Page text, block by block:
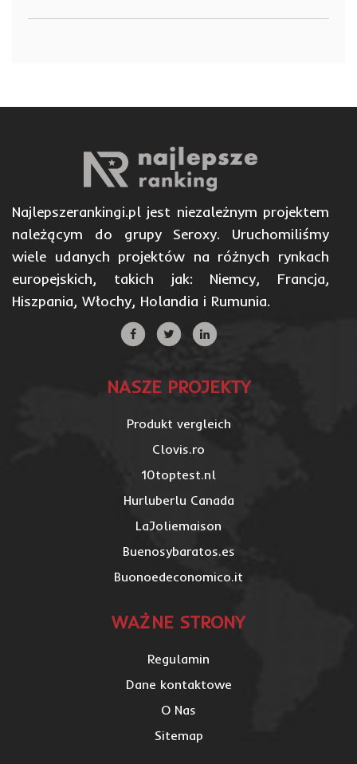
Najlepszerankingi.pl jest niezależnym projektem
należącym do grupy Seroxy. Uruchomiliśmy
wiele udanych projektów na różnych rynkach
europejskich, takich jak: Niemcy, Francja,
Hiszpania, Włochy, Holandia i Rumunia.
NASZE PROJEKTY
Produkt vergleich
Clovis.ro
10toptest.nl
Hurluberlu Canada
LaJoliemaison
Buenosybaratos.es
Buonoedeconomico.it
WAŻNE STRONY
Regulamin
Dane kontaktowe
O Nas
Sitemap